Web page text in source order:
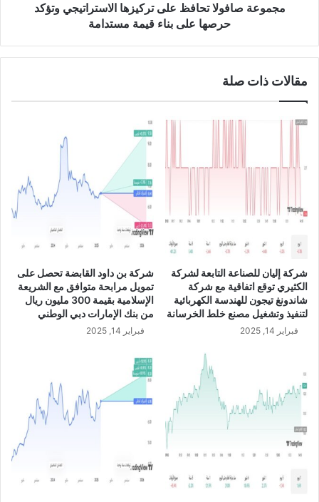
ا
ع
ت
ي
ا
ل
ا
س
ت
ي
ج
ي
مجموعة صافولا تحافظ على تركيزها الاستراتيجي وتؤكد
حرصها على بناء قيمة مستدامة
مقالات ذات صلة
شركة إليان للصناعة التابعة لشركة
الكثيري توقع اتفاقية مع شركة
شاندونغ تيجون للهندسة الكهربائية
لتنفيذ وتشغيل مصنع خلط الخرسانة
فبراير 14, 2025
شركة بن داود القابضة تحصل على
تمويل مرابحة متوافق مع الشريعة
الإسلامية بقيمة 300 مليون ريال
من بنك الإمارات دبي الوطني
فبراير 14, 2025